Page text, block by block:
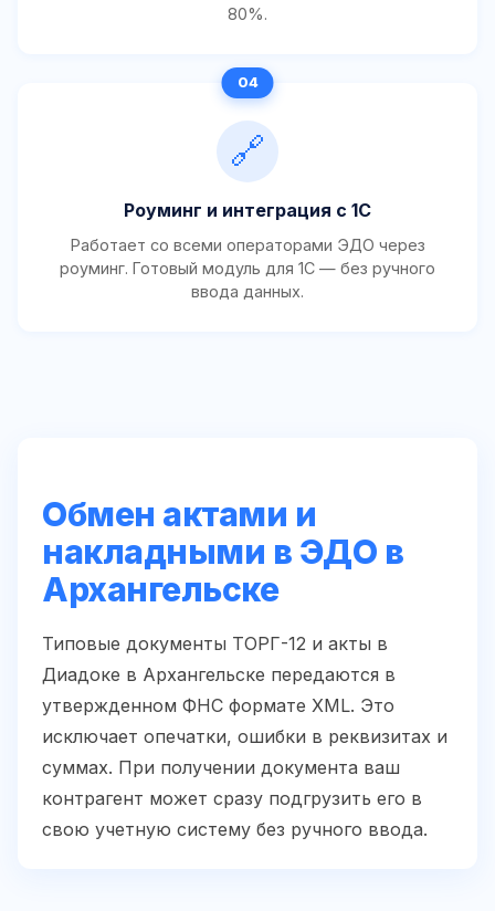
80%.
🔗
Роуминг и интеграция с 1С
Работает со всеми операторами ЭДО через
роуминг. Готовый модуль для 1С — без ручного
ввода данных.
Обмен актами и
накладными в ЭДО в
Архангельске
Типовые документы ТОРГ-12 и акты в
Диадоке в Архангельске передаются в
утвержденном ФНС формате XML. Это
исключает опечатки, ошибки в реквизитах и
суммах. При получении документа ваш
контрагент может сразу подгрузить его в
свою учетную систему без ручного ввода.